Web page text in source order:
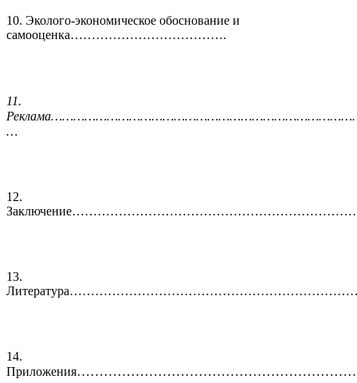
10. Эколого-экономическое обоснование и
самооценка……………………………….
11.
…
12.
13.
14.
Приложения